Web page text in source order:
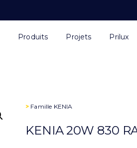
Produits Projets Prilux
> Famille KENIA
KENIA 20W 830